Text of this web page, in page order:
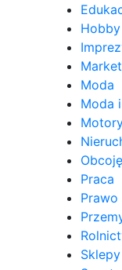
Hobby
Moda
Moda
Praca
Prawo
Sklepy